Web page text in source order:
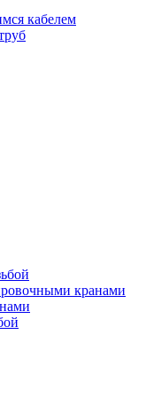
кабелем
кранами